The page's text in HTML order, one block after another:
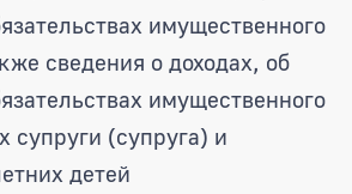
имущественного
сведения о доходах, об
имущественного
супруги (супруга) и
детей